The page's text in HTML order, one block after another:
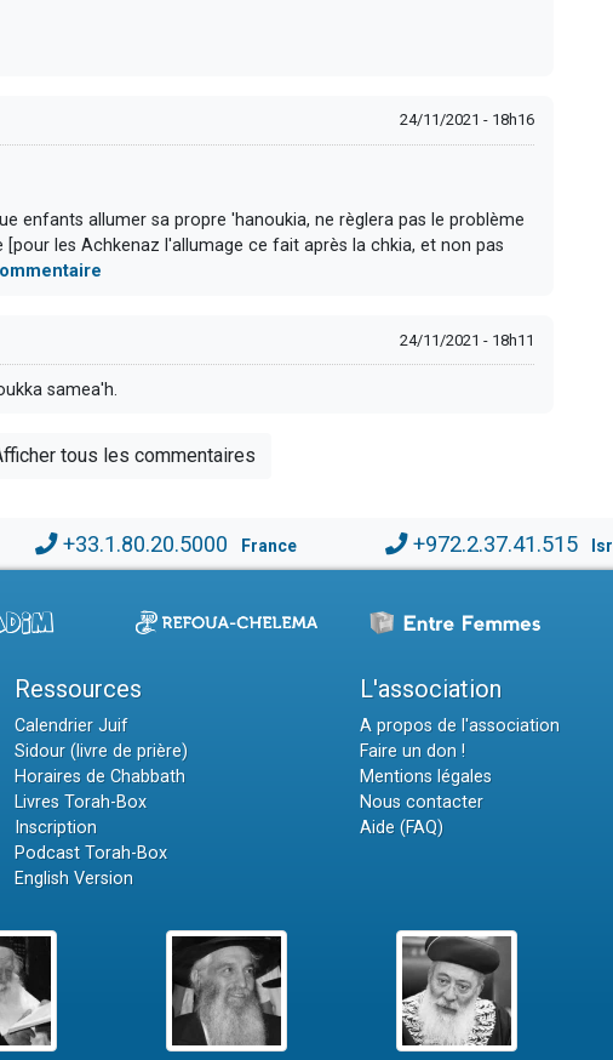
24/11/2021 - 18h16
enfants allumer sa propre 'hanoukia, ne règlera pas le problème
les Achkenaz l'allumage ce fait après la chkia, et non pas
24/11/2021 - 18h11
samea'h.
tous les commentaires
+33.1.80.20.5000 France +972.2.37.41.515
Ressources
Calendrier Juif
Sidour (livre de prière)
Horaires de Chabbath
Livres Torah-Box
Inscription
Podcast Torah-Box
English Version
L'association
A propos de l'association
Faire un don !
Mentions légales
Nous contacter
Aide (FAQ)